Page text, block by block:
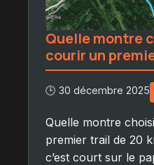
Quelle montre
courir un
🕒 30 décembre 2025
Quelle montre
premier trail de 20
c’est court sur le